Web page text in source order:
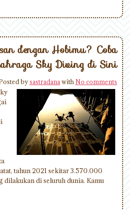
dengan Hobimu? Coba
Sky Diving di Sini
bysastradanawithNo comments
tahun 2021 sekitar 3.570.000
dilakukan di seluruh dunia. Kamu